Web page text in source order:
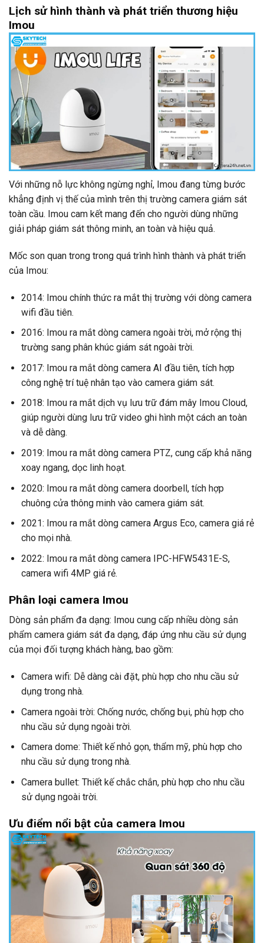
Lịch sử hình thành và phát triển thương hiệu
Imou
Với những nỗ lực không ngừng nghỉ, Imou đang từng bước
khẳng định vị thế của mình trên thị trường camera giám sát
toàn cầu. Imou cam kết mang đến cho người dùng những
giải pháp giám sát thông minh, an toàn và hiệu quả.
Mốc son quan trong trong quá trình hình thành và phát triển
của Imou:
2014: Imou chính thức ra mắt thị trường với dòng camera
wifi đầu tiên.
2016: Imou ra mắt dòng camera ngoài trời, mở rộng thị
trường sang phân khúc giám sát ngoài trời.
2017: Imou ra mắt dòng camera AI đầu tiên, tích hợp
công nghệ trí tuệ nhân tạo vào camera giám sát.
2018: Imou ra mắt dịch vụ lưu trữ đám mây Imou Cloud,
giúp người dùng lưu trữ video ghi hình một cách an toàn
và dễ dàng.
2019: Imou ra mắt dòng camera PTZ, cung cấp khả năng
xoay ngang, dọc linh hoạt.
2020: Imou ra mắt dòng camera doorbell, tích hợp
chuông cửa thông minh vào camera giám sát.
2021: Imou ra mắt dòng camera Argus Eco, camera giá rẻ
cho mọi nhà.
2022: Imou ra mắt dòng camera IPC-HFW5431E-S,
camera wifi 4MP giá rẻ.
Phân loại camera Imou
Dòng sản phẩm đa dạng: Imou cung cấp nhiều dòng sản
phẩm camera giám sát đa dạng, đáp ứng nhu cầu sử dụng
của mọi đối tượng khách hàng, bao gồm:
Camera wifi: Dễ dàng cài đặt, phù hợp cho nhu cầu sử
dụng trong nhà.
Camera ngoài trời: Chống nước, chống bụi, phù hợp cho
nhu cầu sử dụng ngoài trời.
Camera dome: Thiết kế nhỏ gọn, thẩm mỹ, phù hợp cho
nhu cầu sử dụng trong nhà.
Camera bullet: Thiết kế chắc chắn, phù hợp cho nhu cầu
sử dụng ngoài trời.
Ưu điểm nổi bật của camera Imou